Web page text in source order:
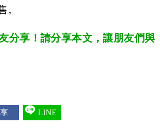
分享！請分享本文，讓朋友們與
LINE